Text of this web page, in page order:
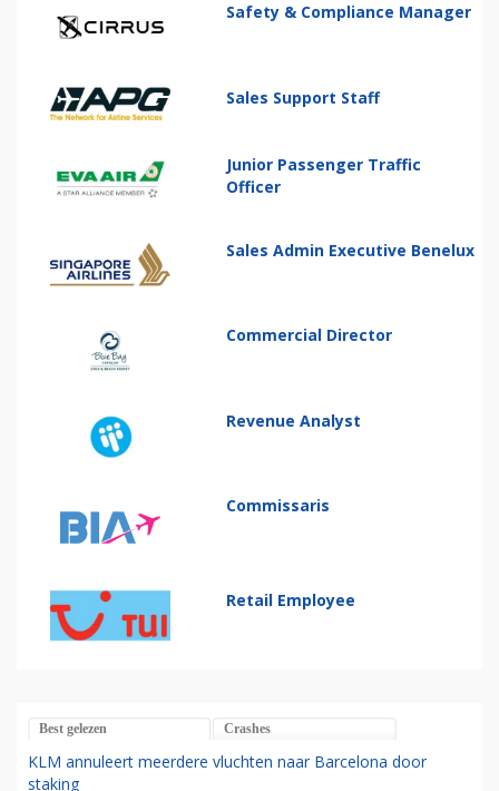
Safety & Compliance Manager
Sales Support Staff
Junior Passenger Traffic
Officer
Sales Admin Executive Benelux
Commercial Director
Revenue Analyst
Commissaris
Retail Employee
Best gelezen Crashes
KLM annuleert meerdere vluchten naar Barcelona door
staking